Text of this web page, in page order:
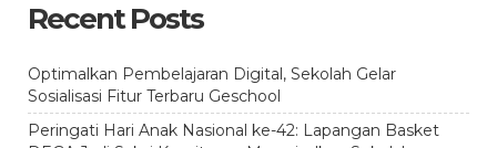
Recent Posts
Optimalkan Pembelajaran Digital, Sekolah Gelar
Sosialisasi Fitur Terbaru Geschool
Peringati Hari Anak Nasional ke-42: Lapangan Basket